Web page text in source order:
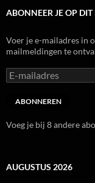
ABONNEER JE OP
Voer je e-mailadres in
mailmeldingen te
E-
mailadres
ABONNEREN
Voeg je bij 8 andere
AUGUSTUS 2026